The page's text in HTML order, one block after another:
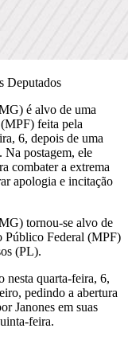
Deputados
é alvo de uma
feita pela
6, depois de uma
Na postagem, ele
combater a extrema
apologia e incitação
tornou-se alvo de
Público Federal (MPF)
(PL).
nesta quarta-feira, 6,
pedindo a abertura
Janones em suas
feira.